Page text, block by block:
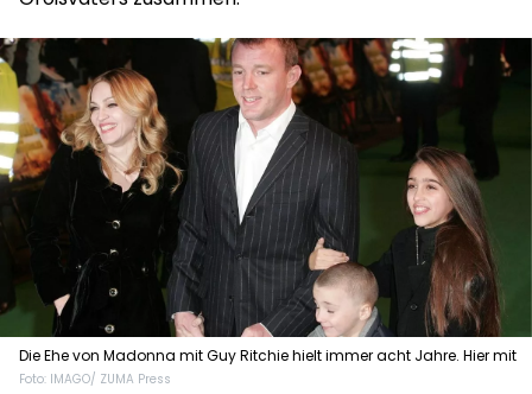
Die Ehe von Madonna mit Guy Ritchie hielt immer acht Jahre. Hier mit
Rocco und Lourdes 2007.
Foto: IMAGO/ ZUMA Press